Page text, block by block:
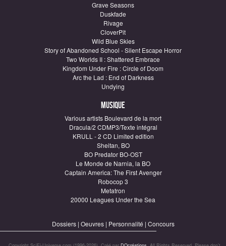
Grave Seasons
Duskfade
Rivage
CloverPit
Wild Blue Skies
Story of Abandoned School - Silent Escape Horror
Two Worlds II : Shattered Embrace
Kingdom Under Fire : Circle of Doom
Arc the Lad : End of Darkness
Undying
Musique
Various artists Boulevard de la mort
Dracula/2 CDMP3/Texte intégral
KRULL - 2 CD Limited edition
Sheitan, BO
BO Predator BO-OST
Le Monde de Narnia, la BO
Captain America: The First Avenger
Robocop 3
Metatron
20000 Leagues Under the Sea
Dossiers| Oeuvres| Personnalité | Concours